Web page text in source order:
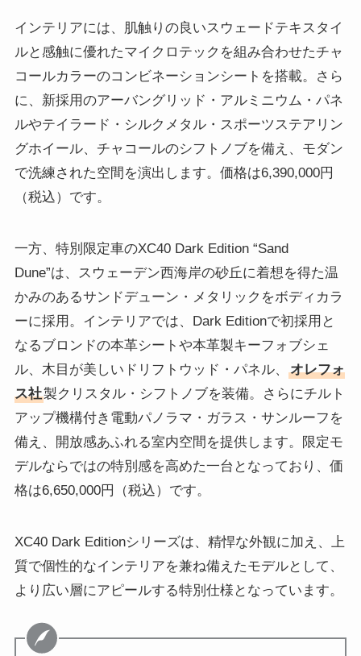
インテリアには、肌触りの良いスウェードテキスタイ
ルと感触に優れたマイクロテックを組み合わせたチャ
コールカラーのコンビネーションシートを搭載。さら
に、新採用のアーバングリッド・アルミニウム・パネ
ルやテイラード・シルクメタル・スポーツステアリン
グホイール、チャコールのシフトノブを備え、モダン
で洗練された空間を演出します。価格は6,390,000円
（税込）です。
一方、特別限定車のXC40 Dark Edition “Sand
Dune”は、スウェーデン西海岸の砂丘に着想を得た温
かみのあるサンドデューン・メタリックをボディカラ
ーに採用。インテリアでは、Dark Editionで初採用と
なるブロンドの本革シートや本革製キーフォブシェ
ル、木目が美しいドリフトウッド・パネル、
オレフォ
ス社製クリスタル・シフトノブを装備。さらにチルト
アップ機構付き電動パノラマ・ガラス・サンルーフを
備え、開放感あふれる室内空間を提供します。限定モ
デルならではの特別感を高めた一台となっており、価
格は6,650,000円（税込）です。
XC40 Dark Editionシリーズは、精悍な外観に加え、上
質で個性的なインテリアを兼ね備えたモデルとして、
より広い層にアピールする特別仕様となっています。